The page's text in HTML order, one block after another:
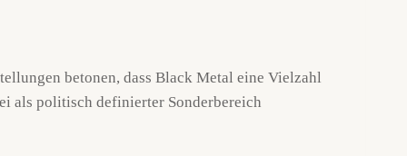
betonen, dass Black Metal eine Vielzahl
als politisch definierter Sonderbereich